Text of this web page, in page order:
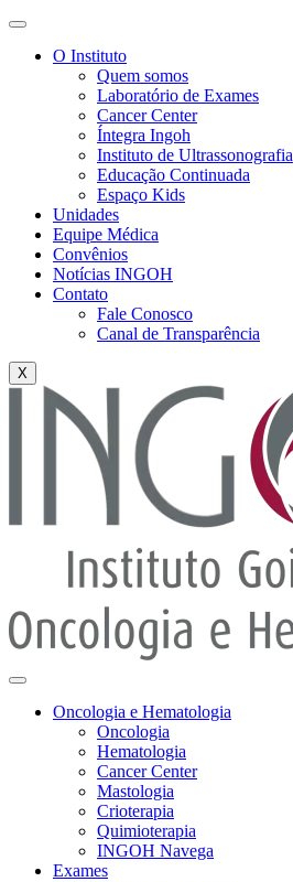
O Instituto
Quem somos
Laboratório de Exames
Cancer Center
Íntegra Ingoh
Instituto de Ultrassonografia
Educação Continuada
Espaço Kids
Unidades
Equipe Médica
Convênios
Notícias INGOH
Contato
Fale Conosco
Canal de Transparência
X
Oncologia e Hematologia
Oncologia
Hematologia
Cancer Center
Mastologia
Crioterapia
Quimioterapia
INGOH Navega
Exames